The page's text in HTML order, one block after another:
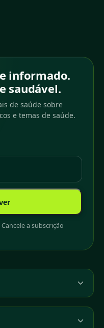
informado.
saudável.
de saúde sobre
e temas de saúde.
a subscrição